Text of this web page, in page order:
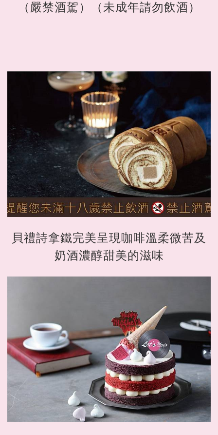
（嚴禁酒駕）（未成年請勿飲酒）
貝禮詩拿鐵完美呈現咖啡溫柔微苦及
奶酒濃醇甜美的滋味